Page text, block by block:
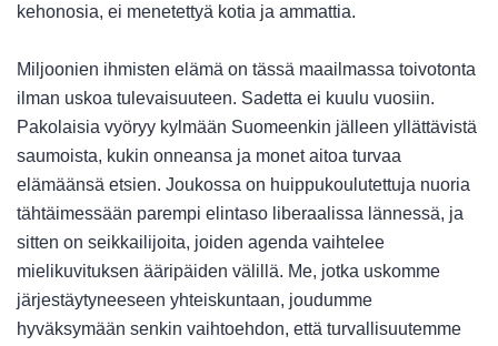
kehonosia, ei menetettyä kotia ja ammattia.
Miljoonien ihmisten elämä on tässä maailmassa toivotonta
ilman uskoa tulevaisuuteen. Sadetta ei kuulu vuosiin.
Pakolaisia vyöryy kylmään Suomeenkin jälleen yllättävistä
saumoista, kukin onneansa ja monet aitoa turvaa
elämäänsä etsien. Joukossa on huippukoulutettuja nuoria
tähtäimessään parempi elintaso liberaalissa lännessä, ja
sitten on seikkailijoita, joiden agenda vaihtelee
mielikuvituksen ääripäiden välillä. Me, jotka uskomme
järjestäytyneeseen yhteiskuntaan, joudumme
hyväksymään senkin vaihtoehdon, että turvallisuutemme